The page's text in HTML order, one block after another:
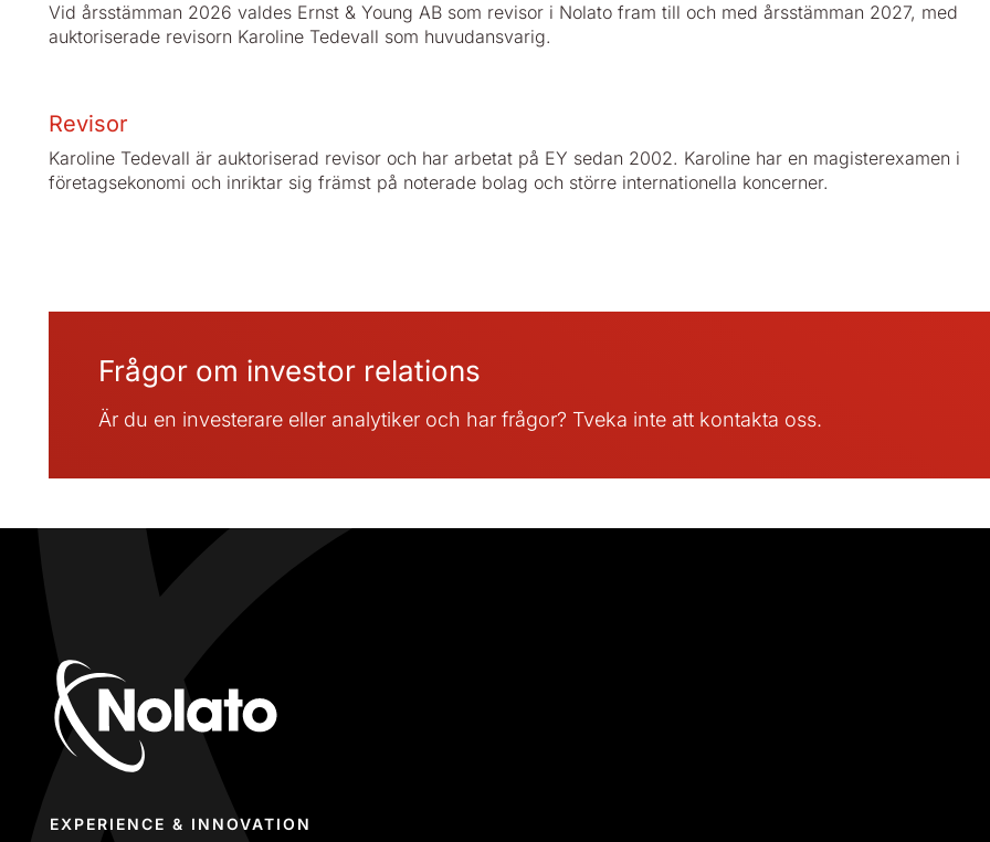
Vid årsstämman 2026 valdes Ernst & Young AB som revisor i Nolato fram till och med årsstämman 2027, med
auktoriserade revisorn Karoline Tedevall som huvudansvarig.
Revisor
Karoline Tedevall är auktoriserad revisor och har arbetat på EY sedan 2002. Karoline har en magisterexamen i
företagsekonomi och inriktar sig främst på noterade bolag och större internationella koncerner.
Frågor om investor relations
Är du en investerare eller analytiker och har frågor? Tveka inte att kontakta oss.
EXPERIENCE & INNOVATION